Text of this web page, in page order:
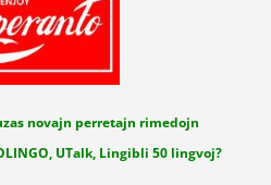
novajn perretajn rimedojn
UTalk, Lingibli 50 lingvoj?